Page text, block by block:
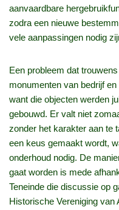
aanvaardbare
zodra een nieuwe
vele aanpassingen nodig
Een probleem dat
monumenten van bedrijf
want die objecten werden
gebouwd. Er valt niet
zonder het karakter aan te
een keus gemaakt wordt,
onderhoud nodig. De
gaat worden is mede
Teneinde die discussie op
Historische Vereniging